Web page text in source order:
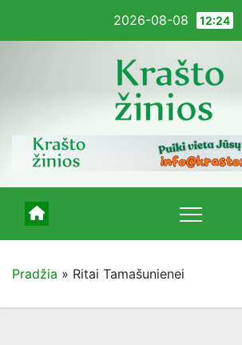
2026-08-08 12:24
Pradžia » Ritai Tamašunienei